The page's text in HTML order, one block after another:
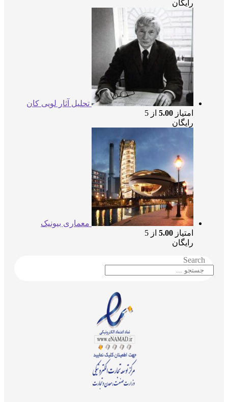
تحلیل آثار لویی کان
5.00از 5
معماری بیونیک
5.00از 5